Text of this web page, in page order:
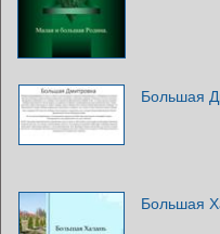
Большая
Большая